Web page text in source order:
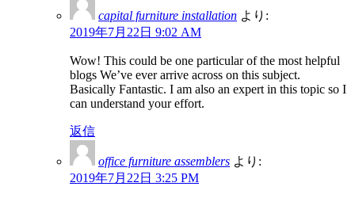
capital furniture installation より:
2019年7月22日 9:02 AM
Wow! This could be one particular of the most helpful
blogs We’ve ever arrive across on this subject.
Basically Fantastic. I am also an expert in this topic so I
can understand your effort.
返信
office furniture assemblers より:
2019年7月22日 3:25 PM